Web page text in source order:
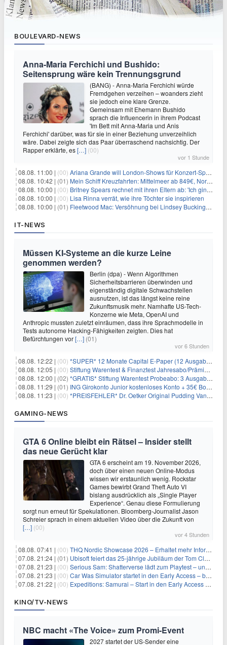
BOULEVARD-NEWS
Anna-Maria Ferchichi und Bushido:
Seitensprung wäre kein Trennungsgrund
(BANG) - Anna-Maria Ferchichi würde
Fremdgehen verzeihen – woanders zieht
sie jedoch eine klare Grenze.
Gemeinsam mit Ehemann Bushido
sprach die Influencerin in ihrem Podcast
'Im Bett mit Anna-Maria und Anis
Ferchichi' darüber, was für sie in einer Beziehung unverzeihlich
wäre. Dabei zeigte sich das Paar überraschend nachsichtig. Der
Rapper erklärte, es[…] (00)
vor 1 Stunde
08.08. 11:00 | (00) Ariana Grande will London-Shows für Konzert-Special filmen
08.08. 10:42 | (01) Mein Schiff Kreuzfahrten: Mittelmeer ab 849€, Norwegen ab 999€ p.P.
08.08. 10:00 | (00) Britney Spears rechnet mit ihren Eltern ab: 'Ich ging zwei Monate lang auf die Knie und weinte'
08.08. 10:00 | (00) Lisa Rinna verrät, wie ihre Töchter sie inspirieren
08.08. 10:00 | (01) Fleetwood Mac: Versöhnung bei Lindsey Buckingham und Stevie Nicks
IT-NEWS
Müssen KI-Systeme an die kurze Leine
genommen werden?
Berlin (dpa) - Wenn Algorithmen
Sicherheitsbarrieren überwinden und
eigenständig digitale Schwachstellen
ausnutzen, ist das längst keine reine
Zukunftsmusik mehr. Namhafte US-Tech-
Konzerne wie Meta, OpenAI und
Anthropic mussten zuletzt einräumen, dass ihre Sprachmodelle in
Tests autonome Hacking-Fähigkeiten zeigten. Dies hat
Befürchtungen vor[…] (01)
vor 6 Stunden
08.08. 12:22 | (00) *SUPER* 12 Monate Capital E-Paper (12 Ausgaben) für NUR 7€ (statt 80,04€)
08.08. 12:05 | (00) Stiftung Warentest & Finanztest Jahresabo/Prämienabo für 35€ + Buchprämie
08.08. 12:00 | (02) *GRATIS* Stiftung Warentest Probeabo: 3 Ausgaben gratis im Wert von 25,20€
08.08. 11:29 | (01) ING Girokonto Junior kostenloses Konto + 35€ Bonus
08.08. 11:23 | (00) *PREISFEHLER* Dr. Oetker Original Pudding Vanille 22er-Pack für 2,97€
GAMING-NEWS
GTA 6 Online bleibt ein Rätsel – Insider stellt
das neue Gerücht klar
GTA 6 erscheint am 19. November 2026,
doch über einen neuen Online-Modus
wissen wir erstaunlich wenig. Rockstar
Games bewirbt Grand Theft Auto VI
bislang ausdrücklich als „Single Player
Experience“. Genau diese Formulierung
sorgt nun erneut für Spekulationen. Bloomberg-Journalist Jason
Schreier sprach in einem aktuellen Video über die Zukunft von
[…] (00)
vor 4 Stunden
08.08. 07:41 | (00) THQ Nordic Showcase 2026 – Erhaltet mehr Informationen
07.08. 21:24 | (01) Ubisoft feiert das 25-jährige Jubiläum der Tom Clancy’s Ghost Recon-Reihe
07.08. 21:23 | (00) Serious Sam: Shatterverse lädt zum Playtest – und erscheint schon bald!
07.08. 21:23 | (00) Car Was Simulator startet in den Early Access – bald gehts los!
07.08. 21:22 | (00) Expeditions: Samurai – Start in den Early Access ab heute im feudalen Japan
KINO/TV-NEWS
NBC macht «The Voice» zum Promi-Event
2027 startet der US-Sender eine